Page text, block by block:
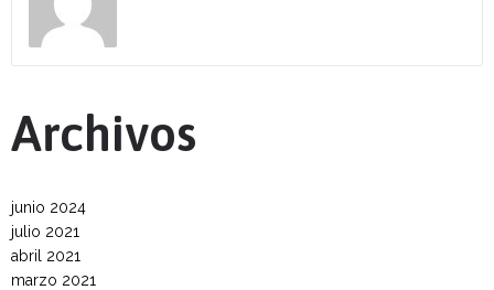
Archivos
junio 2024
julio 2021
abril 2021
marzo 2021